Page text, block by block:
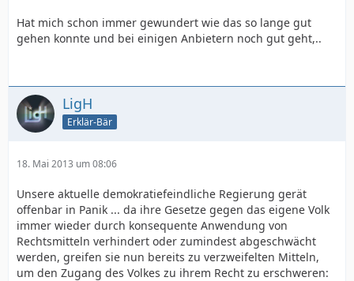
Hat mich schon immer gewundert wie das so lange gut
gehen konnte und bei einigen Anbietern noch gut geht,..
LigH
Erklär-Bär
18. Mai 2013 um 08:06
Unsere aktuelle demokratiefeindliche Regierung gerät
offenbar in Panik ... da ihre Gesetze gegen das eigene Volk
immer wieder durch konsequente Anwendung von
Rechtsmitteln verhindert oder zumindest abgeschwächt
werden, greifen sie nun bereits zu verzweifelten Mitteln,
um den Zugang des Volkes zu ihrem Recht zu erschweren: